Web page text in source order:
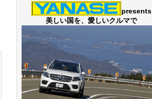
presents
美しい国を、愛しいクルマで